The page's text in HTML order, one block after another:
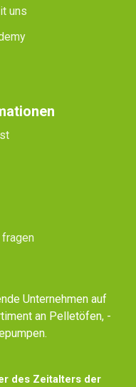
uns
Unternehmen auf
an Pelletöfen, -
des Zeitalters der